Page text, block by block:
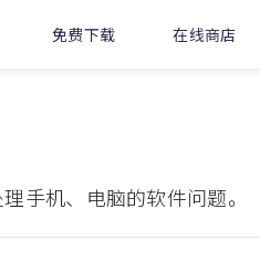
免费下载 在线商店
手机、电脑的软件问题。